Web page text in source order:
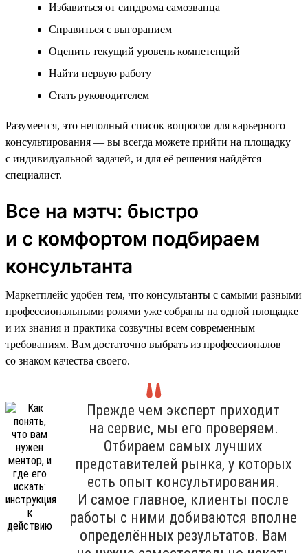
Избавиться от синдрома самозванца
Справиться с выгоранием
Оценить текущий уровень компетенций
Найти первую работу
Стать руководителем
Разумеется, это неполный список вопросов для карьерного
консультирования — вы всегда можете прийти на площадку
с индивидуальной задачей, и для её решения найдётся
специалист.
Все на мэтч: быстро
и с комфортом подбираем
консультанта
Маркетплейс удобен тем, что консультанты с самыми разными
профессиональными ролями уже собраны на одной площадке
и их знания и практика созвучны всем современным
требованиям. Вам достаточно выбрать из профессионалов
со знаком качества своего.
Прежде чем эксперт приходит
на сервис, мы его проверяем.
Отбираем самых лучших
представителей рынка, у которых
есть опыт консультирования.
И самое главное, клиенты после
работы с ними добиваются вполне
определённых результатов. Вам